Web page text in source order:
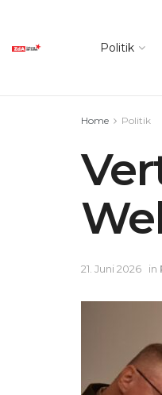
Politik
Home Politik
21. Juni 2026 in